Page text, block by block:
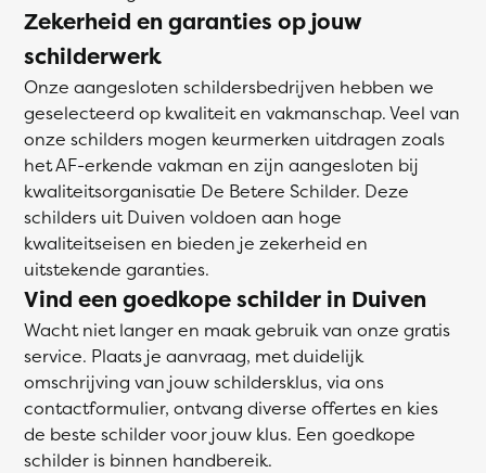
Zekerheid en garanties op jouw
schilderwerk
Onze aangesloten schildersbedrijven hebben we
geselecteerd op kwaliteit en vakmanschap. Veel van
onze schilders mogen keurmerken uitdragen zoals
het AF-erkende vakman en zijn aangesloten bij
kwaliteitsorganisatie De Betere Schilder. Deze
schilders uit Duiven voldoen aan hoge
kwaliteitseisen en bieden je zekerheid en
uitstekende garanties.
Vind een goedkope schilder in Duiven
Wacht niet langer en maak gebruik van onze gratis
service. Plaats je aanvraag, met duidelijk
omschrijving van jouw schildersklus, via ons
contactformulier, ontvang diverse offertes en kies
de beste schilder voor jouw klus. Een goedkope
schilder is binnen handbereik.